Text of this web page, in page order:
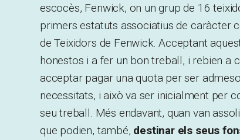
escocès, Fenwick, on un grup de 16
primers estatuts associatius de caràcter
de Teixidors de Fenwick. Acceptant
honestos i a fer un bon treball, i rebien a
acceptar pagar una quota per ser
necessitats, i això va ser inicialment per
seu treball. Més endavant, quan van
que podien, també, destinar els seus